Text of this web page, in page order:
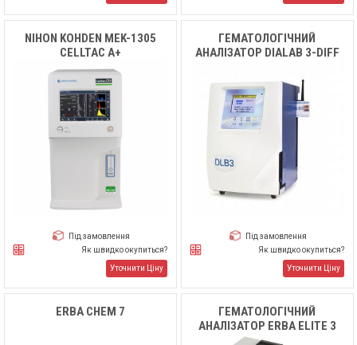
NIHON KOHDEN MEK-1305
CELLTAC Α+
Під замовлення
Як швидко окупиться?
Уточнити Ціну
ГЕМАТОЛОГІЧНИЙ
АНАЛІЗАТОР DIALAB 3-DIFF
Під замовлення
Як швидко окупиться?
Уточнити Ціну
ERBA CHEM 7
ГЕМАТОЛОГІЧНИЙ
АНАЛІЗАТОР ERBA ELITE 3